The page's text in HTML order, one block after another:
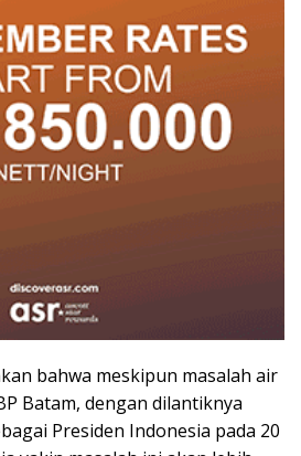
bahwa meskipun masalah air
Batam, dengan dilantiknya
Presiden Indonesia pada 20